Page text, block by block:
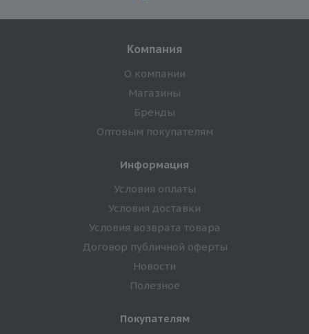
Компания
О компании
Магазины
Бренды
Оптовым покупателям
Информация
Условия оплаты
Условия доставки
Условия возврата товара
Договор публичной оферты
Новости
Полезное
Покупателям